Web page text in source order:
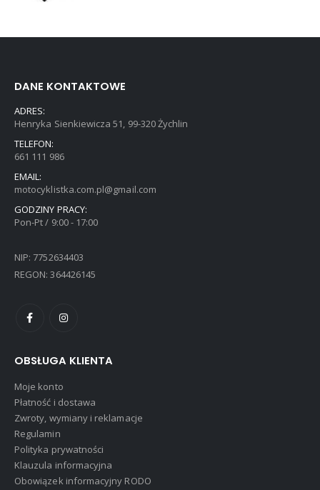
DANE KONTAKTOWE
ADRES:
Henryka Sienkiewicza 51, 99-320 Żychlin
TELEFON:
661 111 986
EMAIL:
motocyklistka.com.pl@gmail.com
GODZINY PRACY:
Pon-Pt / 9:00 - 17:00
NIP: 7752634403
REGON: 364426145
OBSŁUGA KLIENTA
Moje konto
Płatność i dostawa
Zwroty, wymiany i reklamacje
Regulamin
Polityka prywatności
Klauzula informacyjna
Obowiązek informacyjny RODO